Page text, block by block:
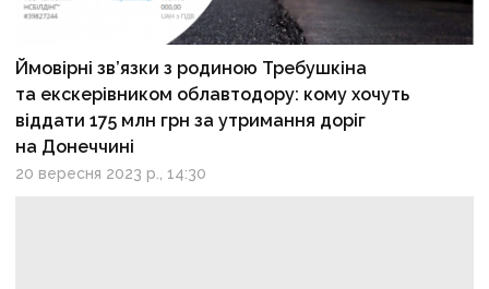
Ймовірні зв’язки з родиною Требушкіна
та екскерівником облавтодору: кому хочуть
віддати 175 млн грн за утримання доріг
на Донеччині
20 вересня 2023 р., 14:30